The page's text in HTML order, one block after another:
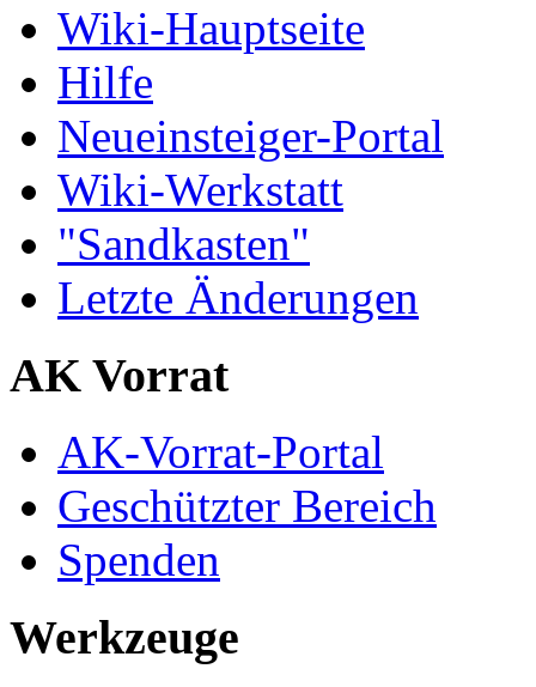
Wiki-Hauptseite
Hilfe
Neueinsteiger-Portal
Wiki-Werkstatt
"Sandkasten"
Letzte Änderungen
AK Vorrat
AK-Vorrat-Portal
Geschützter Bereich
Spenden
Werkzeuge